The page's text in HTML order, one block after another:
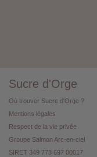
Sucre d'Orge
Où trouver Sucre d'Orge ?
Mentions légales
Respect de la vie privée
Groupe Salmon Arc-en-ciel
SIRET 349 773 697 00017